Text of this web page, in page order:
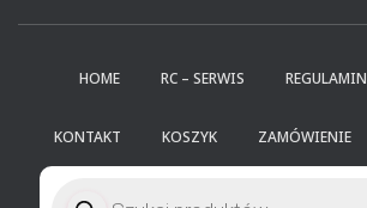
HOME RC – SERWIS REGULAMIN
KONTAKT KOSZYK ZAMÓWIENIE
Wyszukiwarka
produktów